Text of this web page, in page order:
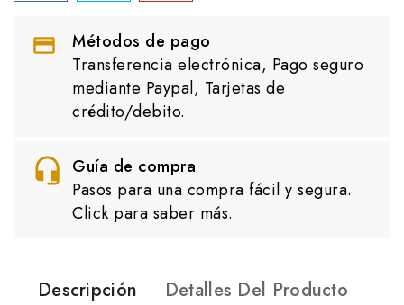
Métodos de pago
Transferencia electrónica, Pago seguro
mediante Paypal, Tarjetas de
crédito/debito.
Guía de compra
Pasos para una compra fácil y segura.
Click para saber más.
Descripción Detalles Del Producto